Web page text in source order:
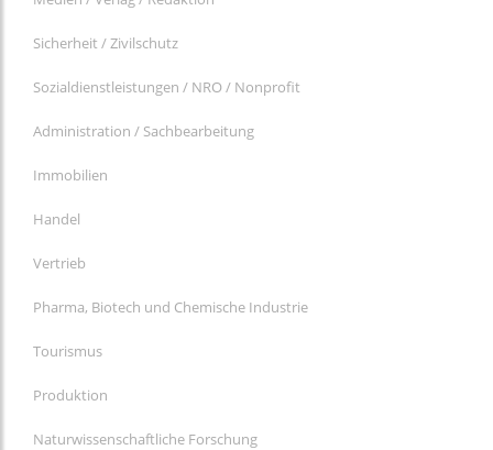
Sicherheit / Zivilschutz
Sozialdienstleistungen / NRO / Nonprofit
Administration / Sachbearbeitung
Immobilien
Handel
Vertrieb
Pharma, Biotech und Chemische Industrie
Tourismus
Produktion
Naturwissenschaftliche Forschung